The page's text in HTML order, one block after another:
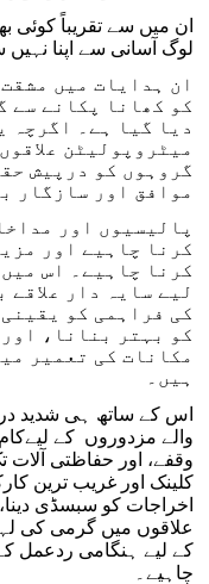
ان میں سے تقریباً
لوگ آسانی سے اپنا نہیں
ان ہدایات میں
کو کھانا پکانے سے
دیا گیا ہے۔ اگرچہ
میٹروپولیٹن
گروہوں کو درپیش
موافق اور سازگار
پالیسیوں اور
کرنا چاہیے اور
کرنا چاہیے۔ اس
لیے سایہ دار
کی فراہمی کو
کو بہتر بنانا،
مکانات کی تعمیر
ہیں۔
اس کے ساتھ ہی شدید
والے مزدوروں کے
وقفے، اور حفاظتی آلات
کلینک اور غریب ترین
اخراجات کو سبسڈی
علاقوں میں گرمی کی
کے لیے ہنگامی ردعمل
چاہیے۔